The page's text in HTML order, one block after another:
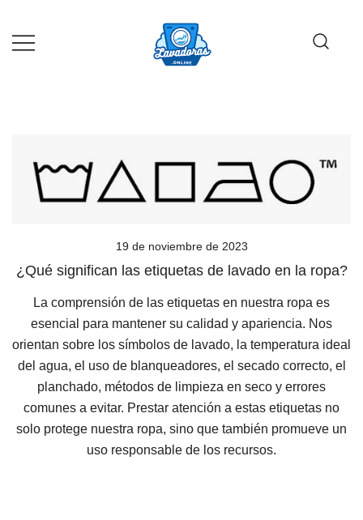
contenido
19 de noviembre de 2023
¿Qué significan las etiquetas de lavado en la ropa?
La comprensión de las etiquetas en nuestra ropa es
esencial para mantener su calidad y apariencia. Nos
orientan sobre los símbolos de lavado, la temperatura ideal
del agua, el uso de blanqueadores, el secado correcto, el
planchado, métodos de limpieza en seco y errores
comunes a evitar. Prestar atención a estas etiquetas no
solo protege nuestra ropa, sino que también promueve un
uso responsable de los recursos.